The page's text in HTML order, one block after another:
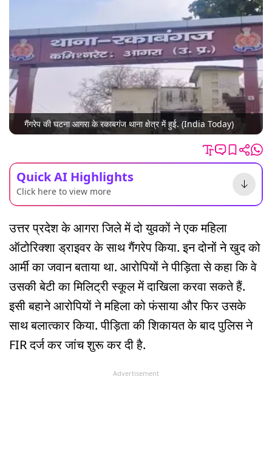
गैंगरेप की घटना आगरा के रकाबगंज थाना क्षेत्र में हुई. (India Today)
Quick AI Highlights
Click here to view more
उत्तर प्रदेश के आगरा जिले में दो युवकों ने एक महिला
ऑटोरिक्शा ड्राइवर के साथ गैंगरेप किया. इन दोनों ने खुद को
आर्मी का जवान बताया था. आरोपियों ने पीड़िता से कहा कि वे
उसकी बेटी का मिलिट्री स्कूल में दाखिला करवा सकते हैं.
इसी बहाने आरोपियों ने महिला को फंसाया और फिर उसके
साथ बलात्कार किया. पीड़िता की शिकायत के बाद पुलिस ने
FIR दर्ज कर जांच शुरू कर दी है.
Advertisement